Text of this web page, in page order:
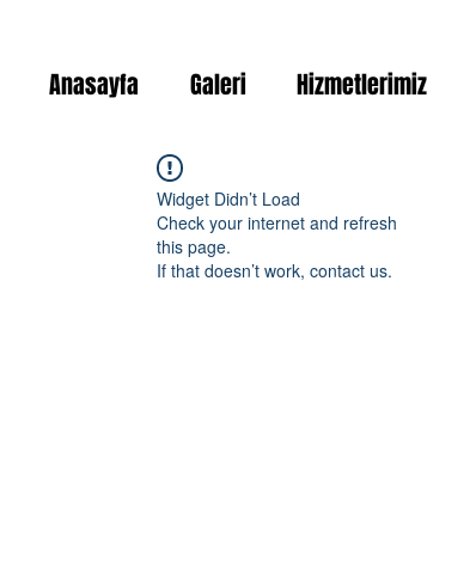
Anasayfa Galeri Hizmetlerimiz
Widget Didn’t Load
Check your internet and refresh
this page.
If that doesn’t work, contact us.